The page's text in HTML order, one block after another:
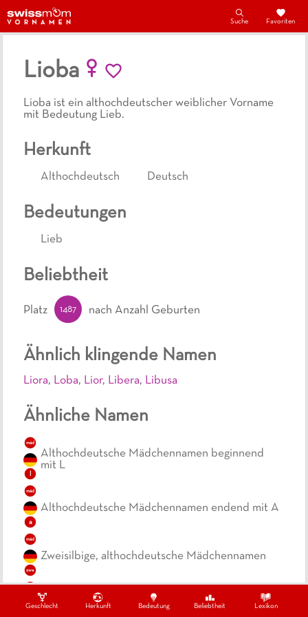
Geschlecht Herkunft Bedeutung Beliebtheit Lexikon
Suche Favoriten
Lioba
Lioba ist ein althochdeutscher weiblicher Vorname
mit Bedeutung Lieb.
Herkunft
Althochdeutsch Deutsch
Bedeutungen
Lieb
Ähnlich klingende Namen
Liora, Loba, Lior, Libera, Libusa
Ähnliche Namen
mäd
Althochdeutsche Mädchennamen beginnend
mit L
mäd
a
Althochdeutsche Mädchennamen endend mit A
mäd
zwe
Zweisilbige, althochdeutsche Mädchennamen
Kurze, althochdeutsche Mädchennamen
Beliebtheit
Platz 1487 nach Anzahl Geburten